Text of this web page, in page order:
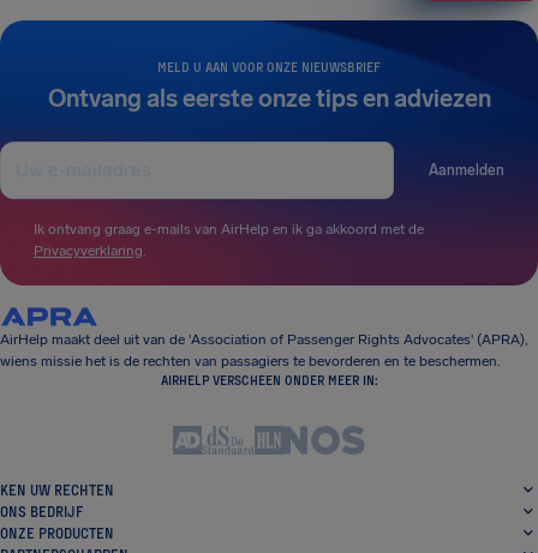
MELD U AAN VOOR ONZE NIEUWSBRIEF
Ontvang als eerste onze tips en adviezen
Aanmelden
Ik ontvang graag e-mails van AirHelp en ik ga akkoord met de
Privacyverklaring.
AirHelp maakt deel uit van de 'Association of Passenger Rights Advocates' (APRA),
wiens missie het is de rechten van passagiers te bevorderen en te beschermen.
AIRHELP VERSCHEEN ONDER MEER IN:
KEN UW RECHTEN
ONS BEDRIJF
ONZE PRODUCTEN